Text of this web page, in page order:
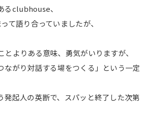
るclubhouse、
て語り合っていましたが、
よりある意味、勇気がいりますが、
ながり対話する場をつくる」という一定
発起人の英断で、スパッと終了した次第